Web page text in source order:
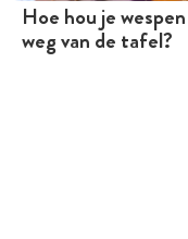
Hoe hou je wespen
weg van de tafel?